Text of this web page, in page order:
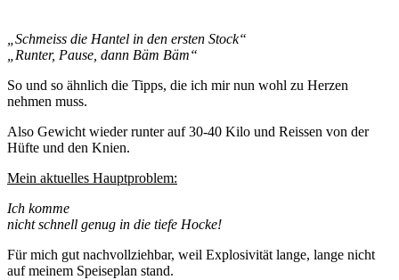
„Schmeiss die Hantel in den ersten Stock“
„Runter, Pause, dann Bäm Bäm“
So und so ähnlich die Tipps, die ich mir nun wohl zu Herzen
nehmen muss.
Also Gewicht wieder runter auf 30-40 Kilo und Reissen von der
Hüfte und den Knien.
Mein aktuelles Hauptproblem:
Ich komme
nicht schnell genug in die tiefe Hocke!
Für mich gut nachvollziehbar, weil Explosivität lange, lange nicht
auf meinem Speiseplan stand.